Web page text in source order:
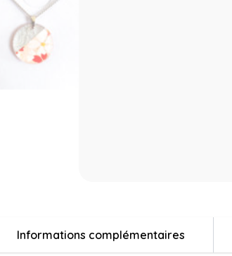
Informations complémentaires